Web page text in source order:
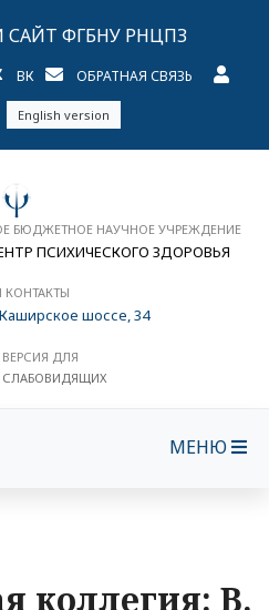
ФГБНУ РНЦПЗ
ВК ОБРАТНАЯ СВЯЗЬ
English version
БЮДЖЕТНОЕ НАУЧНОЕ УЧРЕЖДЕНИЕ
ПСИХИЧЕСКОГО ЗДОРОВЬЯ
КОНТАКТЫ
шоссе, 34
ВЕРСИЯ ДЛЯ
СЛАБОВИДЯЩИХ
МЕНЮ
коллегия: В.